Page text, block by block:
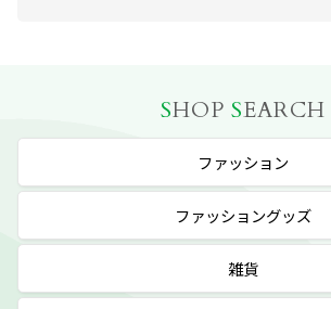
SHOP SEARCH
ファッション
ファッショングッズ
雑貨